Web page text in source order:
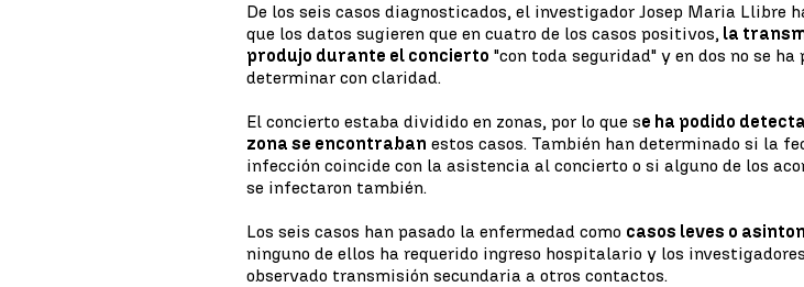
De los seis casos diagnosticados, el investigador Josep Maria Llibre
que los datos sugieren que en cuatro de los casos positivos, la
produjo durante el concierto "con toda seguridad" y en dos no se ha
determinar con claridad.
El concierto estaba dividido en zonas, por lo que se ha podido
zona se encontraban estos casos. También han determinado si la
infección coincide con la asistencia al concierto o si alguno de los
se infectaron también.
Los seis casos han pasado la enfermedad como casos leves o
ninguno de ellos ha requerido ingreso hospitalario y los
observado transmisión secundaria a otros contactos.